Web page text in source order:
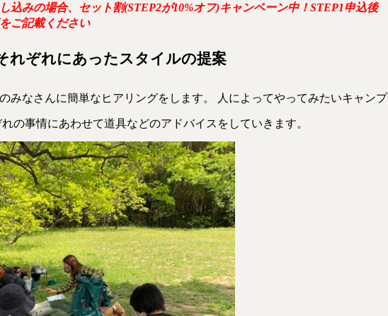
込みの場合、セット割(STEP2が10%オフ)キャンペーン中！STEP1申込後
ご記載ください
れぞれにあったスタイルの提案
みなさんに簡単なヒアリングをします。 人によってやってみたいキャンプ
の事情にあわせて道具などのアドバイスをしていきます。